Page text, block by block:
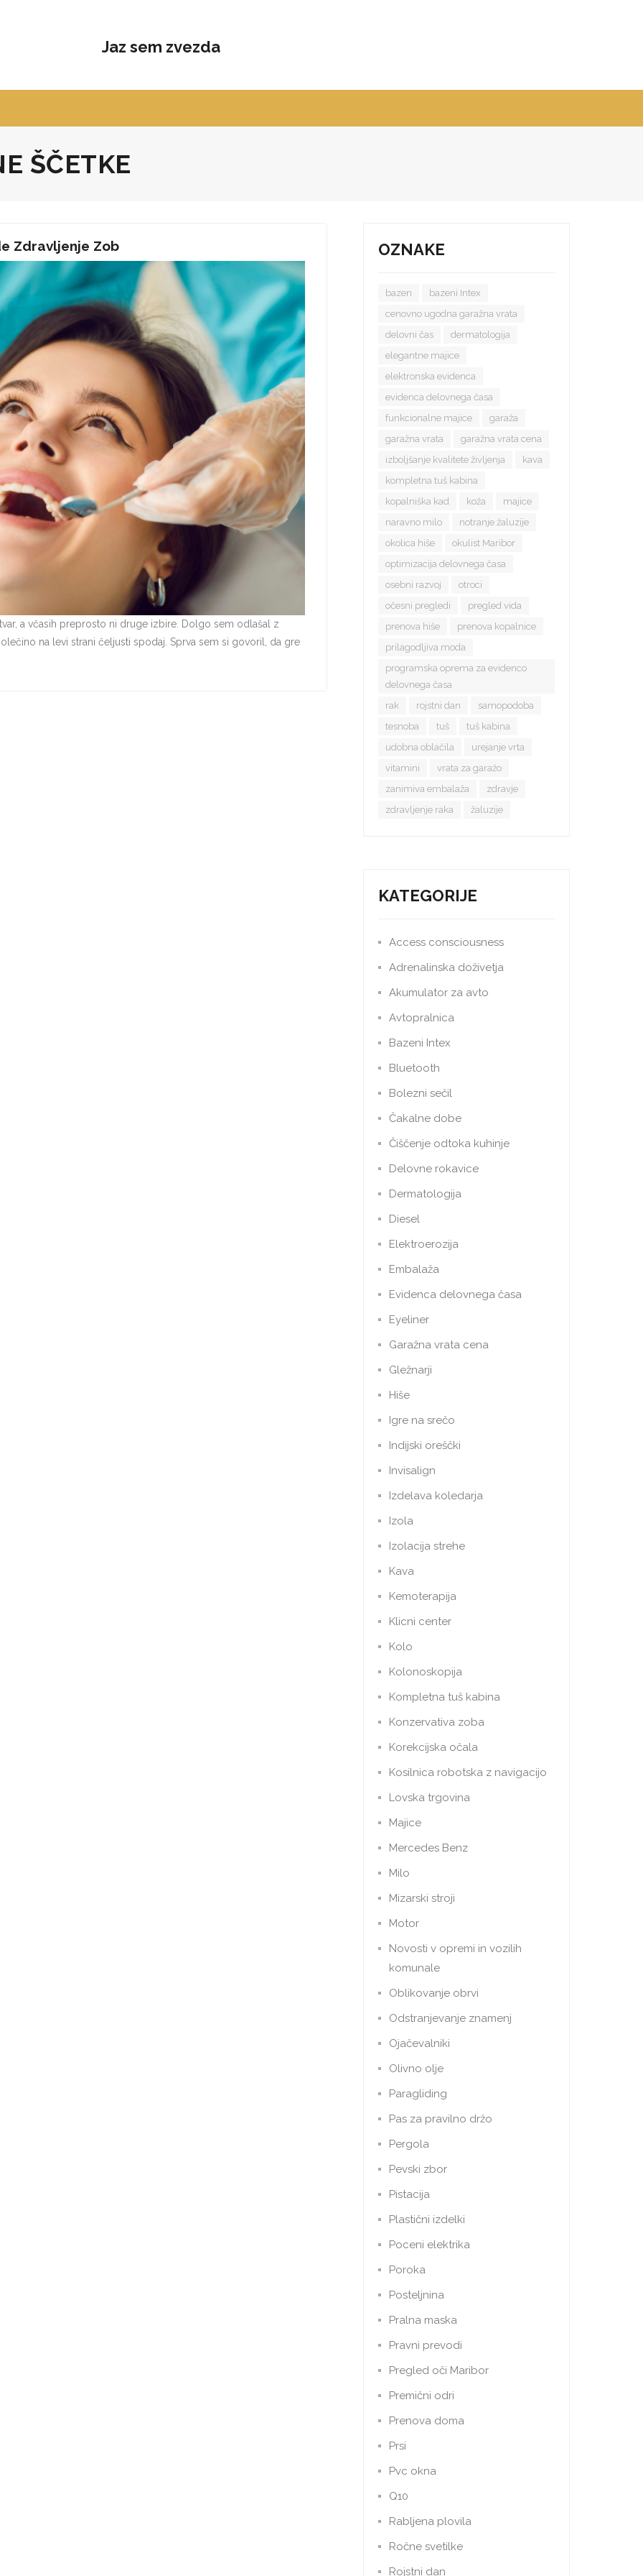
Jaz sem zvezda
ŠČETKE
Zdravljenje Zob
a včasih preprosto ni druge izbire. Dolgo sem odlašal z
na levi strani čeljusti spodaj. Sprva sem si govoril, da gre
OZNAKE
bazen
bazeni Intex
cenovno ugodna garažna vrata
delovni čas
dermatologija
elegantne majice
elektronska evidenca
evidenca delovnega časa
funkcionalne majice
garaža
garažna vrata
garažna vrata cena
izboljšanje kvalitete življenja
kava
kompletna tuš kabina
kopalniška kad
koža
majice
naravno milo
notranje žaluzije
okolica hiše
okulist Maribor
optimizacija delovnega časa
osebni razvoj
otroci
očesni pregledi
pregled vida
prenova hiše
prenova kopalnice
prilagodljiva moda
programska oprema za evidenco
delovnega časa
rak
rojstni dan
samopodoba
tesnoba
tuš
tuš kabina
udobna oblačila
urejanje vrta
vitamini
vrata za garažo
zanimiva embalaža
zdravje
zdravljenje raka
žaluzije
KATEGORIJE
Access consciousness
Adrenalinska doživetja
Akumulator za avto
Avtopralnica
Bazeni Intex
Bluetooth
Bolezni sečil
Čakalne dobe
Čiščenje odtoka kuhinje
Delovne rokavice
Dermatologija
Diesel
Elektroerozija
Embalaža
Evidenca delovnega časa
Eyeliner
Garažna vrata cena
Gležnarji
Hiše
Igre na srečo
Indijski oreščki
Invisalign
Izdelava koledarja
Izola
Izolacija strehe
Kava
Kemoterapija
Klicni center
Kolo
Kolonoskopija
Kompletna tuš kabina
Konzervativa zoba
Korekcijska očala
Kosilnica robotska z navigacijo
Lovska trgovina
Majice
Mercedes Benz
Milo
Mizarski stroji
Motor
Novosti v opremi in vozilih
komunale
Oblikovanje obrvi
Odstranjevanje znamenj
Ojačevalniki
Olivno olje
Paragliding
Pas za pravilno držo
Pergola
Pevski zbor
Pistacija
Plastični izdelki
Poceni elektrika
Poroka
Posteljnina
Pralna maska
Pravni prevodi
Pregled oči Maribor
Premični odri
Prenova doma
Prsi
Pvc okna
Q10
Rabljena plovila
Ročne svetilke
Rojstni dan